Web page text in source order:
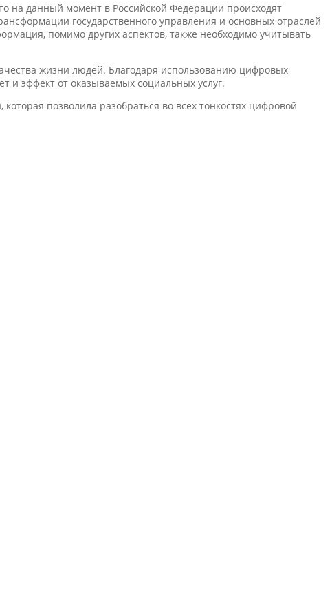
на данный момент в Российской Федерации происходят
государственного управления и основных отраслей
помимо других аспектов, также необходимо учитывать
жизни людей. Благодаря использованию цифровых
и эффект от оказываемых социальных услуг.
позволила разобраться во всех тонкостях цифровой